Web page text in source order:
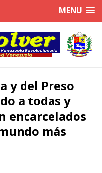
MENU
y del Preso
a todas y
encarcelados
más